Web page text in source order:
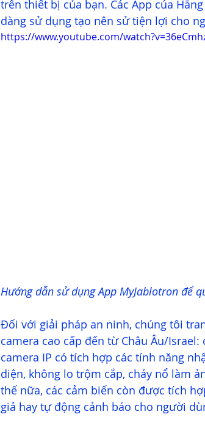
trên thiết bị của bạn. Các App của
dàng sử dụng tạo nên sử tiện lợi cho
https://www.youtube.com/
Hướng dẫn sử dụng App MyJablotron để
Đối với giải pháp an ninh, chúng tôi
camera cao cấp đến từ Châu Âu/
camera IP có tích hợp các tính năng
diện, không lo trộm cắp, cháy nổ làm
thế nữa, các cảm biến còn được tích
giả hay tự động cảnh báo cho người